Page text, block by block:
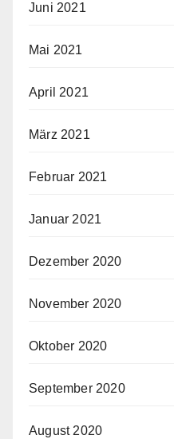
Juni 2021
Mai 2021
April 2021
März 2021
Februar 2021
Januar 2021
Dezember 2020
November 2020
Oktober 2020
September 2020
August 2020